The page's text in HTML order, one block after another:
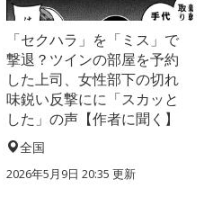
「セクハラ」を「ミス」で
撃退？ツインの部屋を予約
した上司、女性部下の切れ
味鋭い反撃にに「スカッと
した」の声【作者に聞く】
全国
2026年5月9日 20:35 更新